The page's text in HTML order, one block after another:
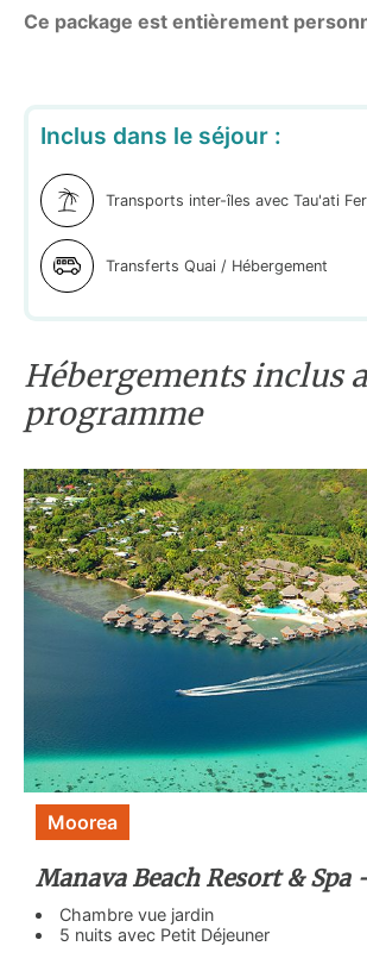
Ce package est entièrement
Inclus dans le séjour :
Transports inter-îles avec Tau'ati
Transferts Quai / Hébergement
Hébergements inclus
programme
Moorea
Manava Beach Resort & Spa
Chambre vue jardin
5 nuits avec Petit Déjeuner